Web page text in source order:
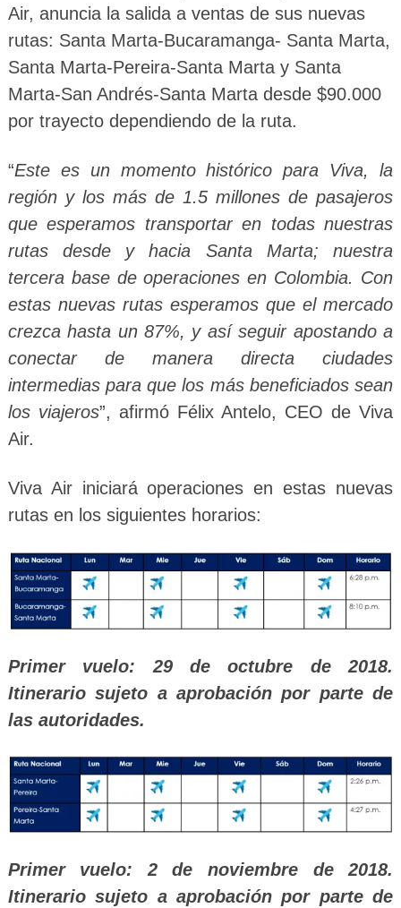
Air, anuncia la salida a ventas de sus nuevas
rutas: Santa Marta-Bucaramanga- Santa Marta,
Santa Marta-Pereira-Santa Marta y Santa
Marta-San Andrés-Santa Marta desde $90.000
por trayecto dependiendo de la ruta.
“Este es un momento histórico para Viva, la
región y los más de 1.5 millones de pasajeros
que esperamos transportar en todas nuestras
rutas desde y hacia Santa Marta; nuestra
tercera base de operaciones en Colombia. Con
estas nuevas rutas esperamos que el mercado
crezca hasta un 87%, y así seguir apostando a
conectar de manera directa ciudades
intermedias para que los más beneficiados sean
los viajeros”, afirmó Félix Antelo, CEO de Viva
Air.
Viva Air iniciará operaciones en estas nuevas
rutas en los siguientes horarios:
Primer vuelo: 29 de octubre de 2018.
Itinerario sujeto a aprobación por parte de
las autoridades.
Primer vuelo: 2 de noviembre de 2018.
Itinerario sujeto a aprobación por parte de